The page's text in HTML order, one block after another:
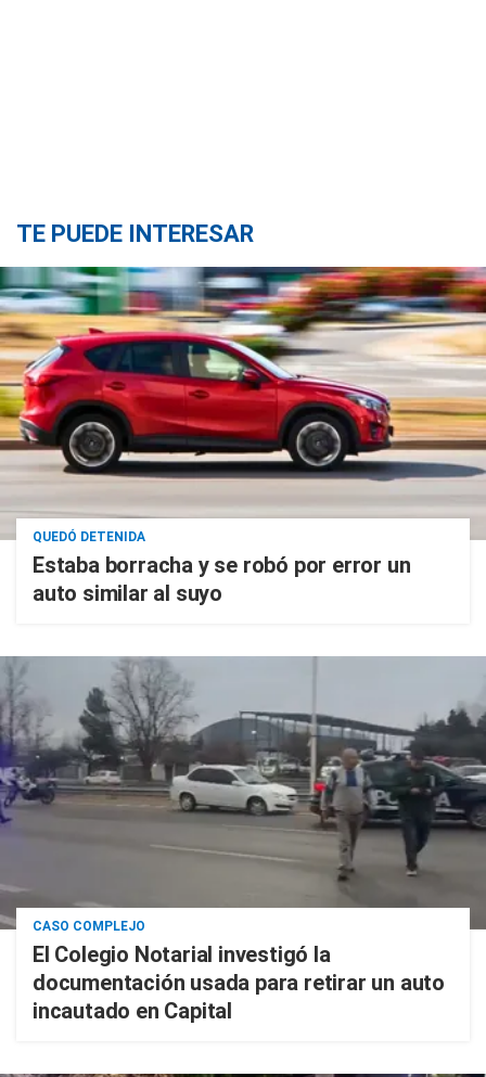
TE PUEDE INTERESAR
QUEDÓ DETENIDA
Estaba borracha y se robó por error un
auto similar al suyo
CASO COMPLEJO
El Colegio Notarial investigó la
documentación usada para retirar un auto
incautado en Capital